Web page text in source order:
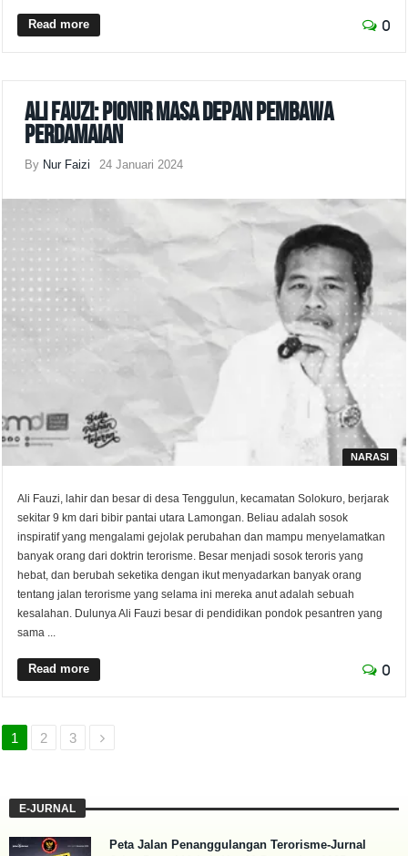
Read more 0
Ali Fauzi: Pionir Masa Depan Pembawa
Perdamaian
By Nur Faizi 24 Januari 2024
NARASI
Ali Fauzi, lahir dan besar di desa Tenggulun, kecamatan Solokuro, berjarak
sekitar 9 km dari bibir pantai utara Lamongan. Beliau adalah sosok
inspiratif yang mengalami gejolak perubahan dan mampu menyelamatkan
banyak orang dari doktrin terorisme. Besar menjadi sosok teroris yang
hebat, dan berubah seketika dengan ikut menyadarkan banyak orang
tentang jalan terorisme yang selama ini mereka anut adalah sebuah
kesalahan. Dulunya Ali Fauzi besar di pendidikan pondok pesantren yang
sama ...
Read more 0
1 2 3
E-JURNAL
Peta Jalan Penanggulangan Terorisme-Jurnal